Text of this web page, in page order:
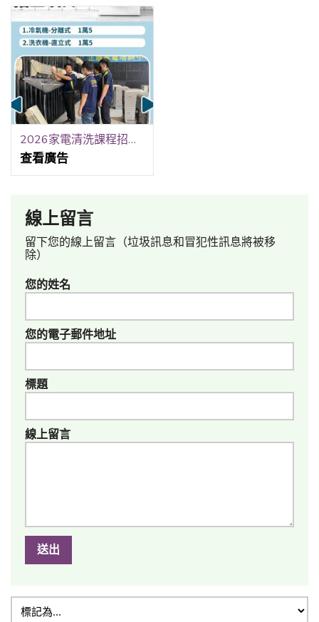
2026家電清洗課程招生中
查看廣告
線上留言
留下您的線上留言（垃圾訊息和冒犯性訊息將被移
除）
您的姓名
您的電子郵件地址
標題
線上留言
送出